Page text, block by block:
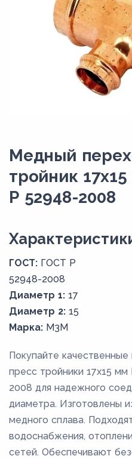
Медный
тройник
Р 52948-2008
ГОСТ: ГОСТ Р
52948-2008
Диаметр 1: 17
Диаметр 2: 15
Марка: М3М
Покупайте
пресс тройники 17х15
2008 для надежного
диаметра. Изготовлены
медного сплава.
водоснабжения,
сетей. Обеспечивают